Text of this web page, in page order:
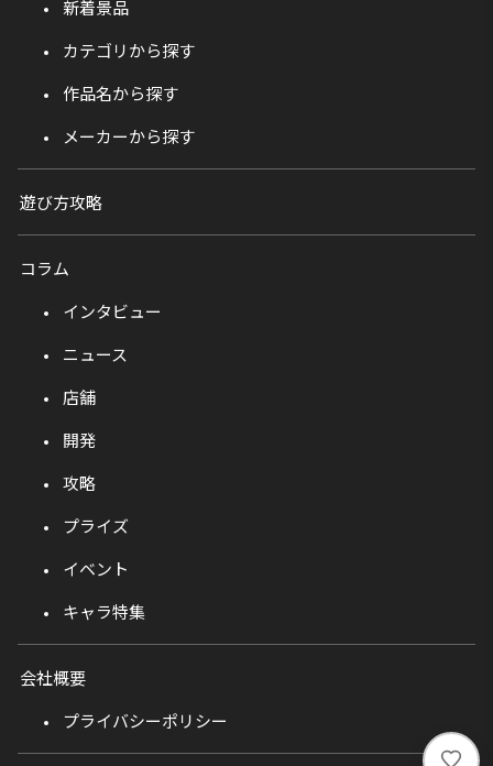
新着景品
カテゴリから探す
作品名から探す
メーカーから探す
遊び方攻略
コラム
インタビュー
ニュース
店舗
開発
攻略
プライズ
イベント
キャラ特集
会社概要
プライバシーポリシー